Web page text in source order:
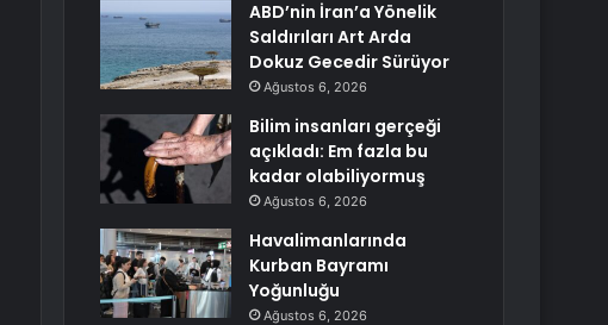
ABD’nin İran’a Yönelik
Saldırıları Art Arda
Dokuz Gecedir Sürüyor
Ağustos 6, 2026
Bilim insanları gerçeği
açıkladı: Em fazla bu
kadar olabiliyormuş
Ağustos 6, 2026
Havalimanlarında
Kurban Bayramı
Yoğunluğu
Ağustos 6, 2026